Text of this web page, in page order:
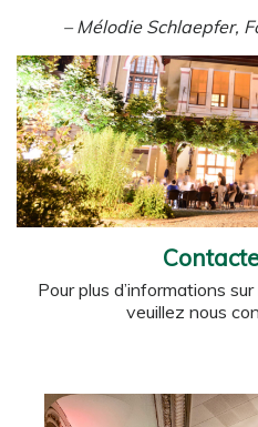
– Mélodie Schlaepfer,
Pour plus d’informations
veuillez nous